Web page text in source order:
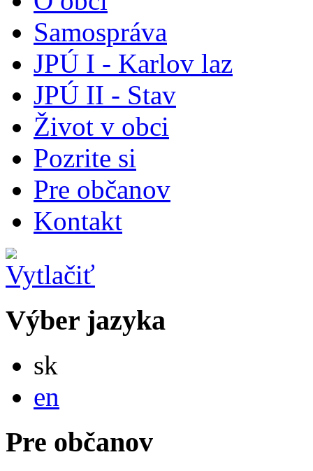
Samospráva
JPÚ I - Karlov laz
JPÚ II - Stav
Život v obci
Pozrite si
Pre občanov
Kontakt
Výber jazyka
sk
en
Pre občanov